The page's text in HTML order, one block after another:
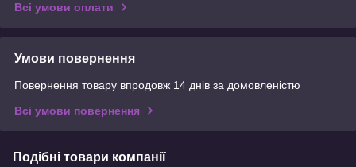
Всі умови оплати
Умови повернення
Повернення товару впродовж 14 днів за домовленістю
Всі умови повернення
Подібні товари компанії